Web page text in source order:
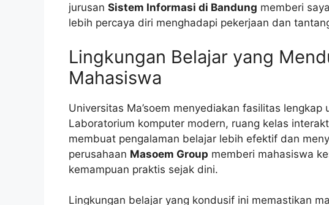
jurusan Sistem Informasi di Bandung memberi
lebih percaya diri menghadapi pekerjaan dan
Lingkungan Belajar yang
Mahasiswa
Universitas Ma’soem menyediakan fasilitas
Laboratorium komputer modern, ruang kelas
membuat pengalaman belajar lebih efektif dan
perusahaan Masoem Group memberi mahasiswa
kemampuan praktis sejak dini.
Lingkungan belajar yang kondusif ini memastikan